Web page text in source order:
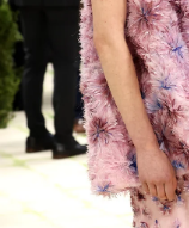
めます。
ロ
FOLLOW US